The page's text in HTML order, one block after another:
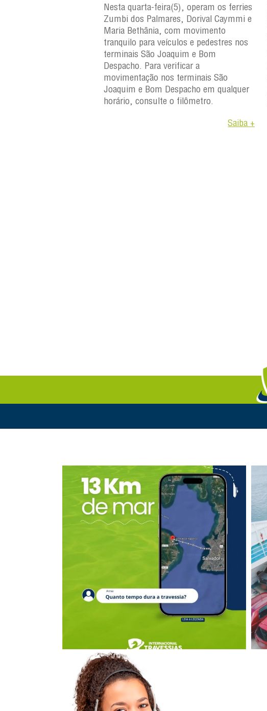
Nesta quarta-feira(5), operam os ferries
Zumbi dos Palmares, Dorival Caymmi e
Maria Bethânia, com movimento
tranquilo para veículos e pedestres nos
terminais São Joaquim e Bom
Despacho. Para verificar a
movimentação nos terminais São
Joaquim e Bom Despacho em qualquer
horário, consulte o filômetro.
Saiba +